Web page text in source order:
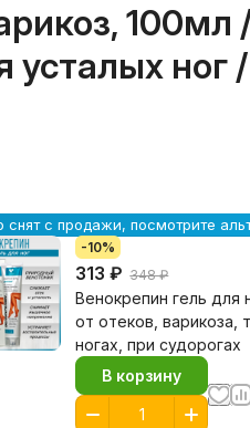
100мл
усталых ног /
снят с продажи, посмотрите
-10%
313 ₽ 348 ₽
Венокрепин гель для
от отеков, варикоза,
ногах, при судорогах
В корзину